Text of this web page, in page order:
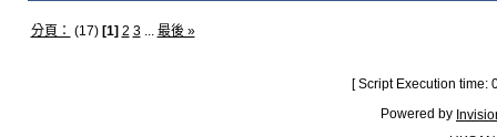
分頁： (17) [1] 2 3... 最後 »
[ Script Execution
Powered by